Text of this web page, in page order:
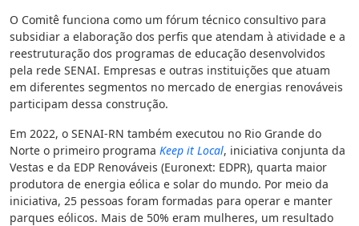
O Comitê funciona como um fórum técnico consultivo para
subsidiar a elaboração dos perfis que atendam à atividade e a
reestruturação dos programas de educação desenvolvidos
pela rede SENAI. Empresas e outras instituições que atuam
em diferentes segmentos no mercado de energias renováveis
participam dessa construção.
Em 2022, o SENAI-RN também executou no Rio Grande do
Norte o primeiro programa Keep it Local, iniciativa conjunta da
Vestas e da EDP Renováveis (Euronext: EDPR), quarta maior
produtora de energia eólica e solar do mundo. Por meio da
iniciativa, 25 pessoas foram formadas para operar e manter
parques eólicos. Mais de 50% eram mulheres, um resultado